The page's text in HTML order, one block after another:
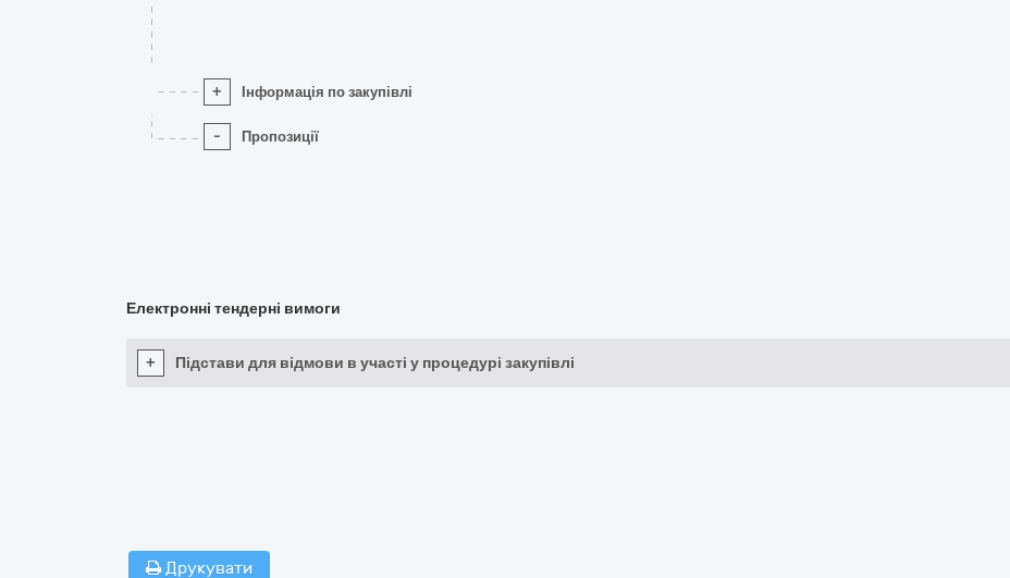
+ Інформація по закупівлі
- Пропозиції
Електронні тендерні вимоги
+ Підстави для відмови в участі у процедурі закупівлі
Друкувати